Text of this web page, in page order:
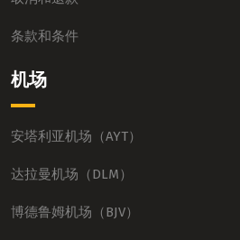
条款和条件
机场
安塔利亚机场（AYT）
达拉曼机场（DLM）
博德鲁姆机场（BJV）